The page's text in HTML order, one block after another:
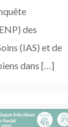
des
(IAS) et de
dans […]